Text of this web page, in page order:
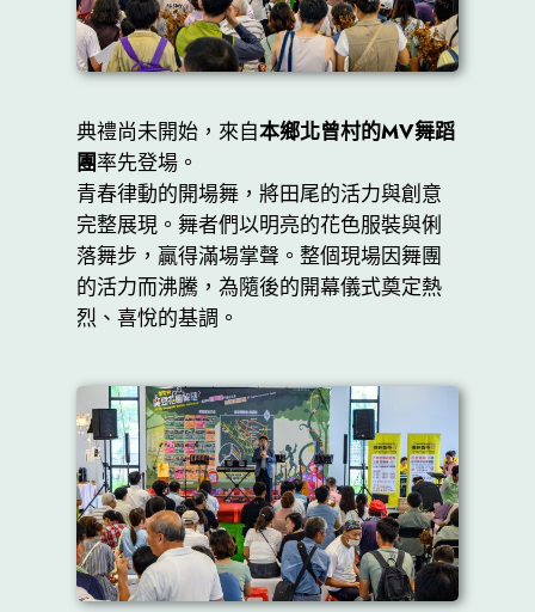
典禮尚未開始，來自本鄉北曾村的MV舞蹈
團率先登場。
青春律動的開場舞，將田尾的活力與創意
完整展現。舞者們以明亮的花色服裝與俐
落舞步，贏得滿場掌聲。整個現場因舞團
的活力而沸騰，為隨後的開幕儀式奠定熱
烈、喜悅的基調。